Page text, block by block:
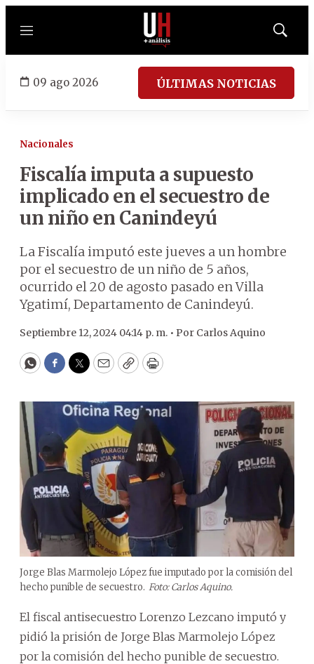
Menú
Mostrar
09 ago 2026 ÚLTIMAS NOTICIAS
Nacionales
Fiscalía imputa a supuesto
implicado en el secuestro de
un niño en Canindeyú
La Fiscalía imputó este jueves a un hombre
por el secuestro de un niño de 5 años,
ocurrido el 20 de agosto pasado en Villa
Ygatimí, Departamento de Canindeyú.
Septiembre 12, 2024 04:14 p. m. • Por Carlos Aquino
WhatsApp
Facebook
Twitter
EmailCopyPrint
Jorge Blas Marmolejo López fue imputado por la comisión del
hecho punible de secuestro. Foto: Carlos Aquino.
El fiscal antisecuestro Lorenzo Lezcano imputó y
pidió la prisión de Jorge Blas Marmolejo López
por la comisión del hecho punible de secuestro.